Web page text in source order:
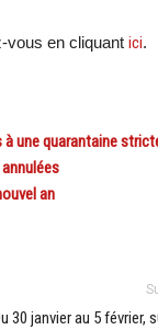
vous en cliquant ici.
à une quarantaine
an
30 janvier au 5 février,